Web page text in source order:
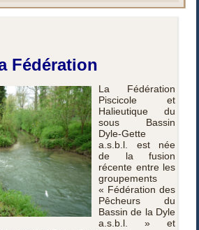
Fédération
La Fédération
Piscicole et
Halieutique du
sous Bassin
Dyle-Gette
a.s.b.l. est née
de la fusion
récente entre les
groupements
« Fédération des
Pêcheurs du
Bassin de la Dyle
a.s.b.l. » et